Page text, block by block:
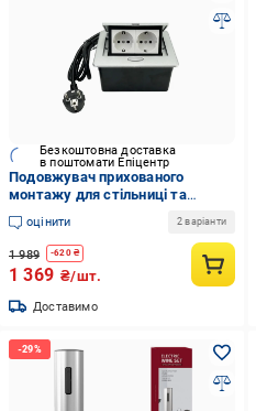
Безкоштовна доставка
в поштомати Епіцентр
Подовжувач прихованого
монтажу для стільниці та
меблів подвійна на 2 гнізда
Срібний (rozpr2)
оцінити 2 варіанти
1 989 -620₴
1 369 ₴/шт.
Доставимо